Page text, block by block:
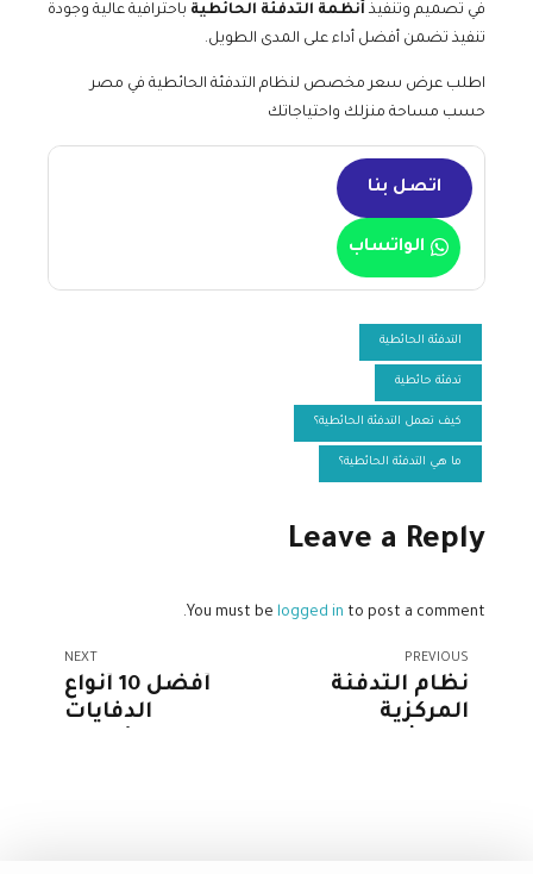
في تصميم وتنفيذ أنظمة التدفئة الحائطية باحترافية عالية وجودة
تنفيذ تضمن أفضل أداء على المدى الطويل.
اطلب عرض سعر مخصص لنظام التدفئة الحائطية في مصر
حسب مساحة منزلك واحتياجاتك
اتصل بنا
الواتساب
التدفئة الحائطية
تدفئة حائطية
كيف تعمل التدفئة الحائطية؟
ما هي التدفئة الحائطية؟
Leave a Reply
You must be logged in to post a comment.
PREVIOUS
نظام التدفئة
المركزية
NEXT
أفضل 10 أنواع
الدفايات